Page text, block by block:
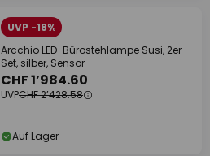
UVP -18%
Arcchio LED-Bürostehlampe Susi, 2er-
Set, silber, Sensor
CHF 1’984.60
UVPCHF 2’428.58
Auf Lager